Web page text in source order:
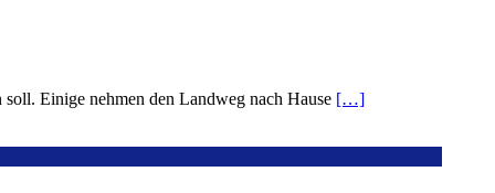
Einige nehmen den Landweg nach Hause […]